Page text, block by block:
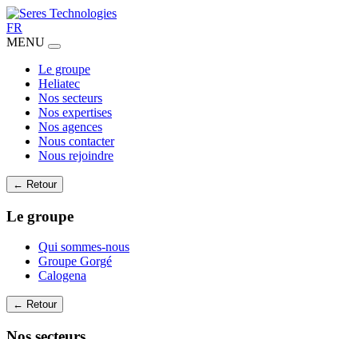
FR
MENU
Le groupe
Heliatec
Nos secteurs
Nos expertises
Nos agences
Nous contacter
Nous rejoindre
← Retour
Le groupe
Qui sommes-nous
Groupe Gorgé
Calogena
← Retour